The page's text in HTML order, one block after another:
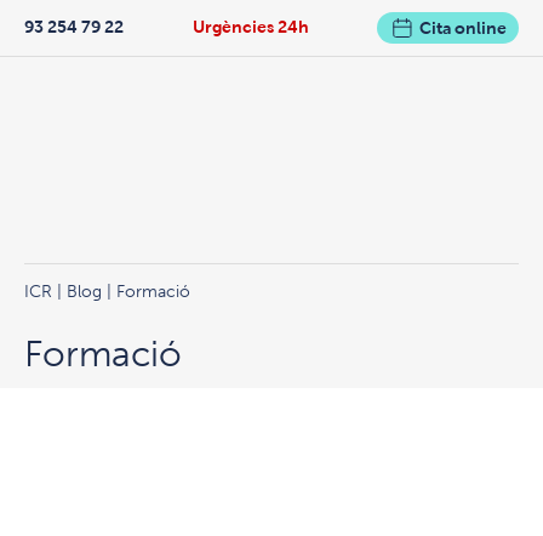
Urgències 24h
93 254 79 22 Cita online
ICR Blog | Formació
Formació